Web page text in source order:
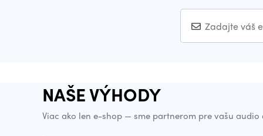
NAŠE VÝHODY
Viac ako len e-shop — sme partnerom pre vašu